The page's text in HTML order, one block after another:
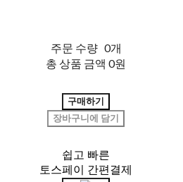
주문 수량 0개
총 상품 금액 0원
구매하기
장바구니에 담기
쉽고 빠른
토스페이 간편결제